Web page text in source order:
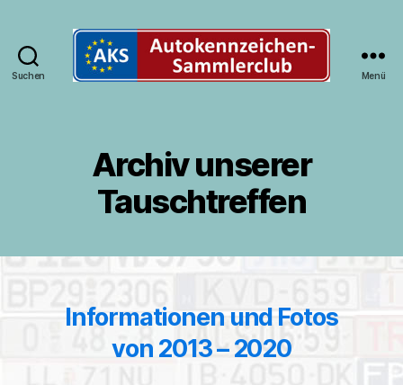
Suchen Menü
Archiv unserer
Tauschtreffen
Informationen und Fotos
von 2013 – 2020